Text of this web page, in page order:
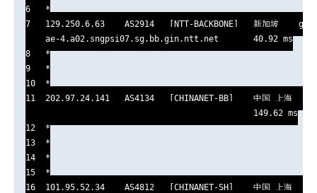
6   *
7   129.250.6.63    AS2914   [NTT-BACKBONE]   新加坡
    ae-4.a02.sngpsi07.sg.bb.gin.ntt.net       40.92 ms
8   *
9   *
10  *
11  202.97.24.141   AS4134   [CHINANET-BB]    中国 上海
                                              149.62 ms
12  *
13  *
14  *
15  *
16  101.95.52.34    AS4812   [CHINANET-SH]    中国 上海